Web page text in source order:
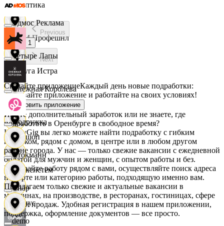
Асептика
АСМ Профешнл
Белуга Истра
Вайнер
Ваншоп
Ворксистем
Гелиус
Эдмос Реклама
Четыре Лапы
Снежная Королева
Подружка
Стокманн
Cпар
demo
Previous
1
Next
Скачайте приложениеКаждый день новые подработки:
скачивайте приложение и работайте на своих условиях!
Установить приложение
Ищете дополнительный заработок или не знаете, где
подработать в Оренбурге в свободное время?
На MyGig вы легко можете найти подработку с гибким
графиком, рядом с домом, в центре или в любом другом
районе города. У нас — только свежие вакансии с ежедневной
оплатой для мужчин и женщин, с опытом работы и без.
Выбирайте работу рядом с вами, осуществляйте поиск адреса
на карте или категорию работы, подходящую именно вам.
Предлагаем только свежие и актуальные вакансии в
магазинах, на производстве, в ресторанах, гостиницах, сфере
услуг и продаж. Удобная регистрация в нашем приложении,
поддержка, оформление документов — все просто.